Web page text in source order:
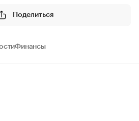
Поделиться
Финансы